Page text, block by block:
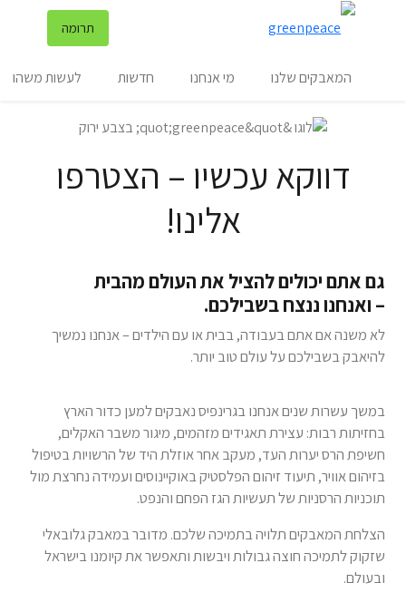
תרומה
המאבקים שלנו מי אנחנו חדשות לעשות משהו
דווקא עכשיו – הצטרפו
אלינו!
גם אתם יכולים להציל את העולם מהבית
– ואנחנו ננצח בשבילכם.
לא משנה אם אתם בעבודה, בבית או עם הילדים – אנחנו נמשיך
להיאבק בשבילכם על עולם טוב יותר.
במשך עשרות שנים אנחנו בגרינפיס נאבקים למען כדור הארץ
בחזיתות רבות: עצירת תאגידים מזהמים, מיגור משבר האקלים,
חשיפת הרס יערות העד, מעקב אחר אוזלת היד של הרשויות בטיפול
בזיהום אוויר, תיעוד זיהום הפלסטיק באוקיינוסים ועמידה נחרצת מול
תוכניות הרסניות של תעשיות הגז הפחם והנפט.
הצלחת המאבקים תלויה בתמיכה שלכם. מדובר במאבק גלובאלי
שזקוק לתמיכה חוצה גבולות ויבשות ותאפשר את קיומנו בישראל
ובעולם.